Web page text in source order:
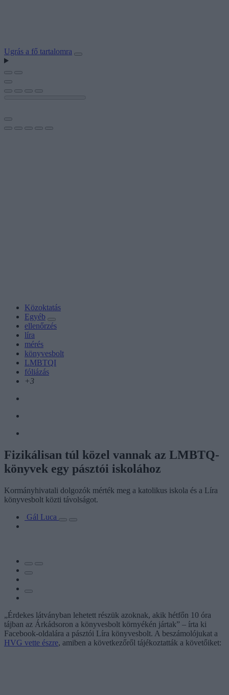
Ugrás a fő tartalomra
Közoktatás
Egyéb
ellenőrzés
líra
mérés
könyvesbolt
LMBTQI
fóliázás
+3
Fizikálisan túl közel vannak az LMBTQ-
könyvek egy pásztói iskolához
Kormányhivatali dolgozók mérték meg a katolikus iskola és a Líra
könyvesbolt közti távolságot.
Gál Luca
„Érdekes látványban lehetett részük azoknak, akik hétfőn 10 óra
tájban az Árkádsoron a könyvesbolt környékén jártak” – írta ki
Facebook-oldalára a pásztói Líra könyvesbolt. A beszámolójukat a
HVG vette észre, amiben a következőről tájékoztatták a követőiket: